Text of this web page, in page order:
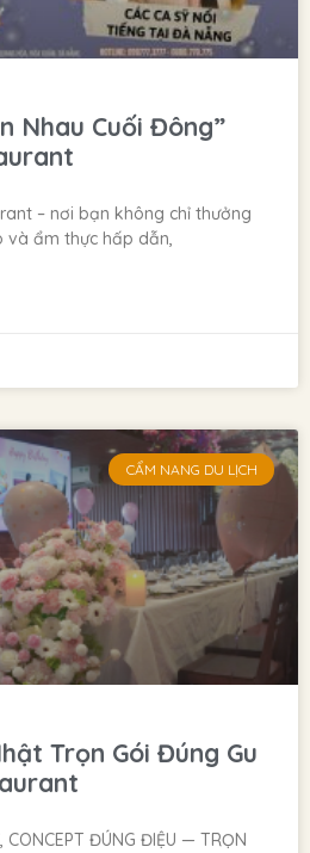
Nhau Cuối Đông”
– nơi bạn không chỉ thưởng
và ẩm thực hấp dẫn,
CẨM NANG DU LỊCH
Trọn Gói Đúng Gu
CONCEPT ĐÚNG ĐIỆU — TRỌN